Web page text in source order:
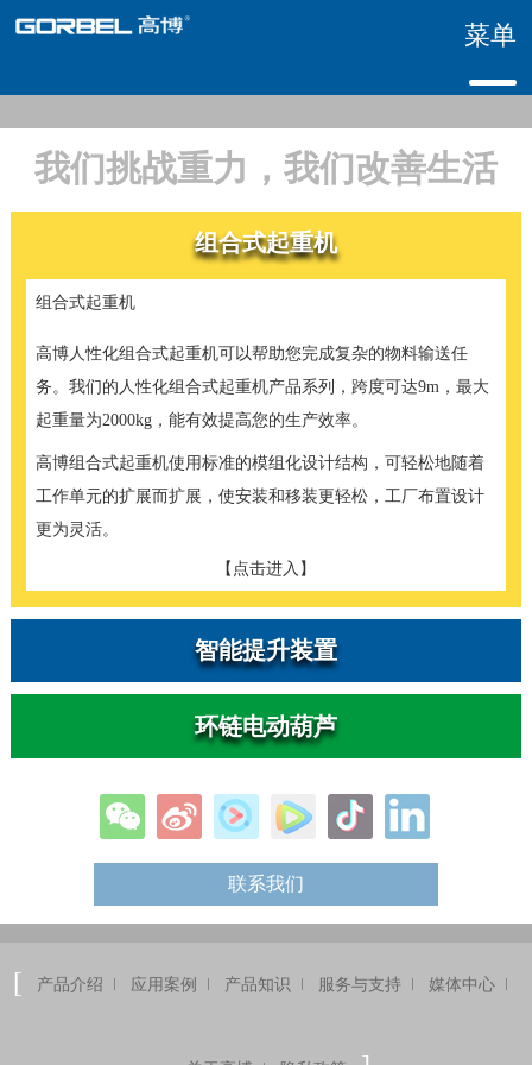
菜单
我们挑战重力，我们改善生活
组合式起重机
组合式起重机
高博人性化组合式起重机可以帮助您完成复杂的物料输送任
务。我们的人性化组合式起重机产品系列，跨度可达9m，最大
起重量为2000kg，能有效提高您的生产效率。
高博组合式起重机使用标准的模组化设计结构，可轻松地随着
工作单元的扩展而扩展，使安装和移装更轻松，工厂布置设计
更为灵活。
【点击进入】
智能提升装置
环链电动葫芦
联系我们
产品介绍 应用案例 产品知识 服务与支持 媒体中心